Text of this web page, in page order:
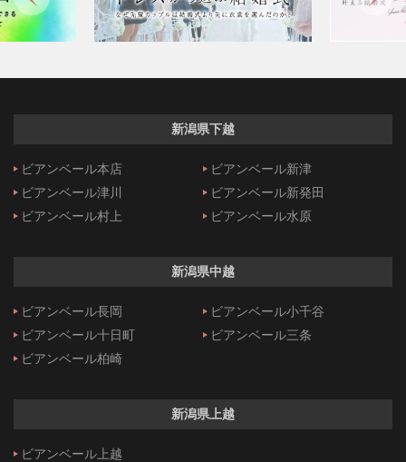
新潟県下越
ビアンベール本店
ビアンベール新津
ビアンベール津川
ビアンベール新発田
ビアンベール村上
ビアンベール水原
新潟県中越
ビアンベール長岡
ビアンベール小千谷
ビアンベール十日町
ビアンベール三条
ビアンベール柏崎
新潟県上越
ビアンベール上越